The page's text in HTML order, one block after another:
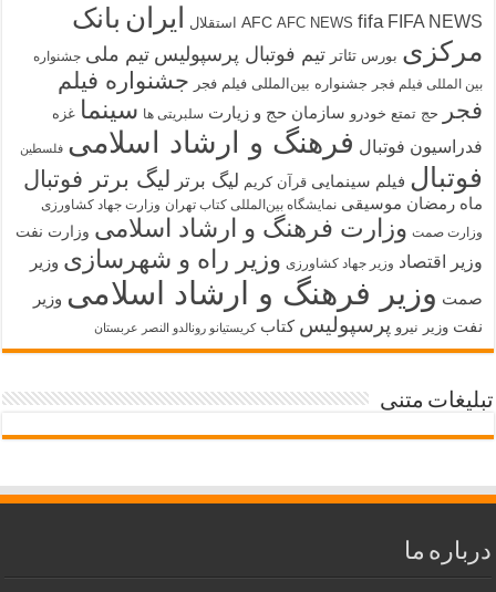
AFC AFC NEWS fifa FIFA NEWS استقلال ایران بانک
مرکزی بورس تئاتر تیم فوتبال پرسپولیس تیم ملی جشنواره
بین المللی فیلم فجر
جشنواره بین‌المللی فیلم فجر جشنواره فیلم
فجر
حج تمتع خودرو سازمان حج و زیارت سلبریتی ها سینما غزه
فدراسیون فوتبال فرهنگ و ارشاد اسلامی فلسطین
فوتبال فیلم سینمایی قرآن کریم لیگ برتر لیگ برتر فوتبال
ماه رمضان موسیقی نمایشگاه بین‌المللی کتاب تهران وزارت جهاد کشاورزی
وزارت صمت وزارت فرهنگ و ارشاد اسلامی وزارت نفت
وزیر اقتصاد وزیر جهاد کشاورزی وزیر راه و شهرسازی وزیر
صمت وزیر فرهنگ و ارشاد اسلامی وزیر
نفت وزیر نیرو پرسپولیس کتاب کریستیانو رونالدو النصر عربستان
تبلیغات متنی
درباره ما